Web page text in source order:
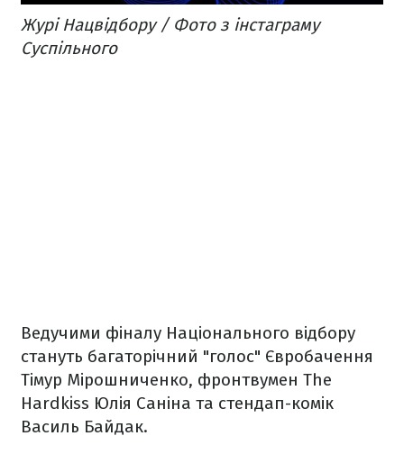
Журі Нацвідбору / Фото з інстаграму
Суспільного
Ведучими фіналу Національного відбору
стануть багаторічний "голос" Євробачення
Тімур Мірошниченко, фронтвумен The
Hardkiss Юлія Саніна та стендап-комік
Василь Байдак.